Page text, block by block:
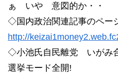
ぁ いや 意図的か・・
◇国内政治関連記事のペー
http://
◇小池氏自民離党 いがみ
選挙モード全開!